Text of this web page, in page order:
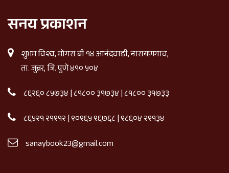
सनय प्रकाशन
शुभम विश्व, मोगरा बी १४ आनंदवाडी, नारायणगाव,
ता. जुन्नर, जि. पुणे ४१० ५०४
८६२६० ८५७३४|८१८०० ३१७३४|८१८०० ३१७३३
८६५२१ २१९१२|९०९६५ ९६७६८|९८६०४ २९१३४
sanaybook23@gmail.com